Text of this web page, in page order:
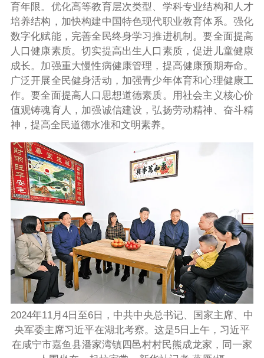
育年限。优化高等教育层次类型、学科专业结构和人才
培养结构，加快构建中国特色现代职业教育体系。强化
数字化赋能，完善全民终身学习推进机制。要全面提高
人口健康素质。切实提高出生人口素质，促进儿童健康
成长。加强重大慢性病健康管理，提高健康预期寿命。
广泛开展全民健身活动，加强青少年体育和心理健康工
作。要全面提高人口思想道德素质。用社会主义核心价
值观铸魂育人，加强诚信建设，弘扬劳动精神、奋斗精
神，提高全民道德水准和文明素养。
2024年11月4日至6日，中共中央总书记、国家主席、中
央军委主席习近平在湖北考察。这是5日上午，习近平
在咸宁市嘉鱼县潘家湾镇四邑村村民熊成龙家，同一家